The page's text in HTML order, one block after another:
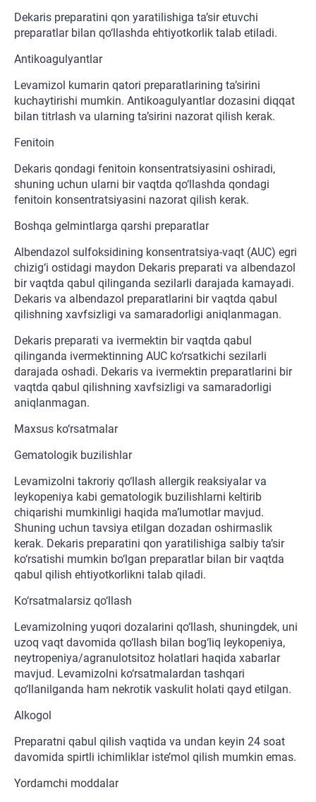
Dekaris preparatini qon yaratilishiga ta’sir etuvchi
preparatlar bilan qo‘llashda ehtiyotkorlik talab etiladi.
Antikoagulyantlar
Levamizol kumarin qatori preparatlarining ta’sirini
kuchaytirishi mumkin. Antikoagulyantlar dozasini diqqat
bilan titrlash va ularning ta’sirini nazorat qilish kerak.
Fenitoin
Dekaris qondagi fenitoin konsentratsiyasini oshiradi,
shuning uchun ularni bir vaqtda qo‘llashda qondagi
fenitoin konsentratsiyasini nazorat qilish kerak.
Boshqa gelmintlarga qarshi preparatlar
Albendazol sulfoksidining konsentratsiya-vaqt (AUC) egri
chizig‘i ostidagi maydon Dekaris preparati va albendazol
bir vaqtda qabul qilinganda sezilarli darajada kamayadi.
Dekaris va albendazol preparatlarini bir vaqtda qabul
qilishning xavfsizligi va samaradorligi aniqlanmagan.
Dekaris preparati va ivermektin bir vaqtda qabul
qilinganda ivermektinning AUC ko‘rsatkichi sezilarli
darajada oshadi. Dekaris va ivermektin preparatlarini bir
vaqtda qabul qilishning xavfsizligi va samaradorligi
aniqlanmagan.
Maxsus ko‘rsatmalar
Gematologik buzilishlar
Levamizolni takroriy qo‘llash allergik reaksiyalar va
leykopeniya kabi gematologik buzilishlarni keltirib
chiqarishi mumkinligi haqida ma’lumotlar mavjud.
Shuning uchun tavsiya etilgan dozadan oshirmaslik
kerak. Dekaris preparatini qon yaratilishiga salbiy ta’sir
ko‘rsatishi mumkin bo‘lgan preparatlar bilan bir vaqtda
qabul qilish ehtiyotkorlikni talab qiladi.
Ko‘rsatmalarsiz qo‘llash
Levamizolning yuqori dozalarini qo‘llash, shuningdek, uni
uzoq vaqt davomida qo‘llash bilan bog‘liq leykopeniya,
neytropeniya/agranulotsitoz holatlari haqida xabarlar
mavjud. Levamizolni ko‘rsatmalardan tashqari
qo‘llanilganda ham nekrotik vaskulit holati qayd etilgan.
Alkogol
Preparatni qabul qilish vaqtida va undan keyin 24 soat
davomida spirtli ichimliklar iste’mol qilish mumkin emas.
Yordamchi moddalar